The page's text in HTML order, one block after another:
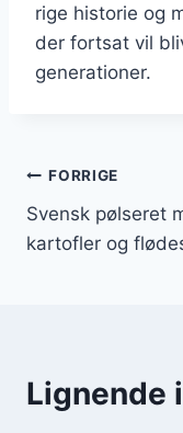
rige historie og
der fortsat vil
generationer.
FORRIGE
Svensk pølseret
kartofler og
Lignende